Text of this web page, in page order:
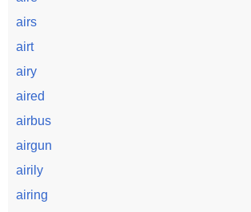
airs
airt
airy
aired
airbus
airgun
airily
airing